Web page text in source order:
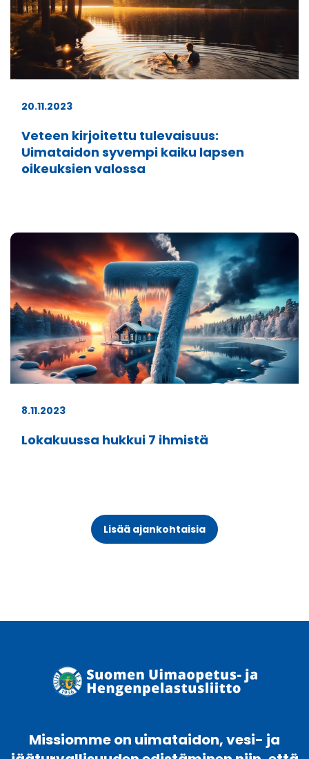
20.11.2023
Veteen kirjoitettu tulevaisuus:
Uimataidon syvempi kaiku lapsen
oikeuksien valossa
8.11.2023
Lokakuussa hukkui 7 ihmistä
Lisää ajankohtaisia
Missiomme on uimataidon, vesi- ja